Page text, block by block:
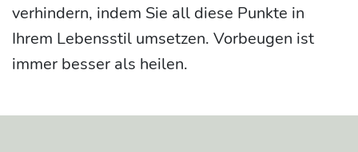
verhindern, indem Sie all diese Punkte in
Ihrem Lebensstil umsetzen. Vorbeugen ist
immer besser als heilen.